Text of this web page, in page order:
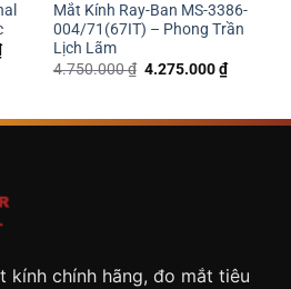
Giá
hiện
Mắt Kính Ray-Ban MS-3386-
004/71(67IT) – Phong Trần
Lịch Lãm
4.750.000₫ Giá
4.275.000₫Giá
hiện
kính chính hãng, đo mắt tiêu